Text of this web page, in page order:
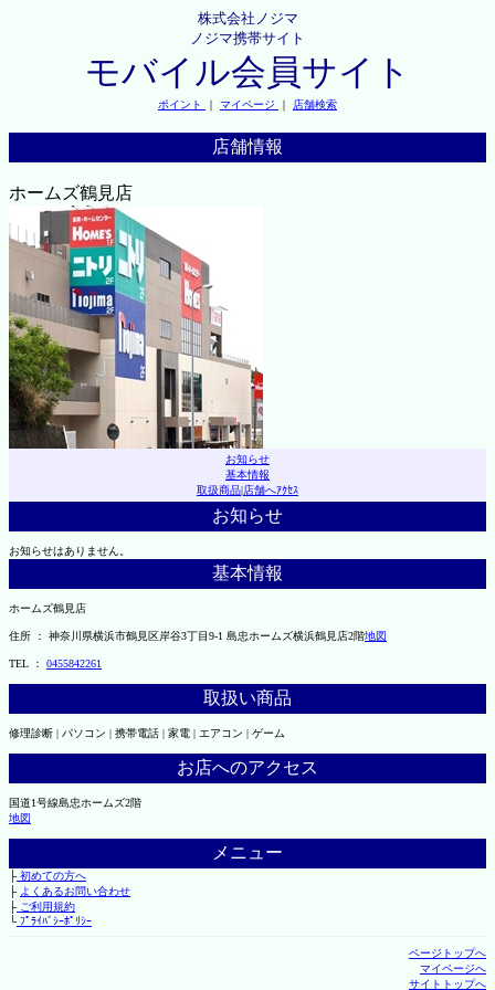
株式会社ノジマ
ノジマ携帯サイト
モバイル会員サイト
ポイント ｜ マイページ ｜ 店舗検索
店舗情報
ホームズ鶴見店
お知らせ
基本情報
取扱商品|店舗へｱｸｾｽ
お知らせ
お知らせはありません。
基本情報
ホームズ鶴見店
住所 ： 神奈川県横浜市鶴見区岸谷3丁目9-1 島忠ホームズ横浜鶴見店2階地図
TEL ： 0455842261
取扱い商品
修理診断 | パソコン | 携帯電話 | 家電 | エアコン | ゲーム
お店へのアクセス
国道1号線島忠ホームズ2階
地図
メニュー
├初めての方へ
├ よくあるお問い合わせ
├ご利用規約
└ﾌﾟﾗｲﾊﾞｼｰﾎﾟﾘｼｰ
ページトップへ
マイページへ
サイトトップへ